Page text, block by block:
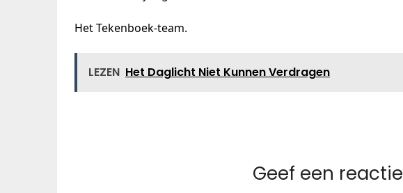
Het Tekenboek-team.
LEZEN Het Daglicht Niet Kunnen Verdragen
Geef een reactie